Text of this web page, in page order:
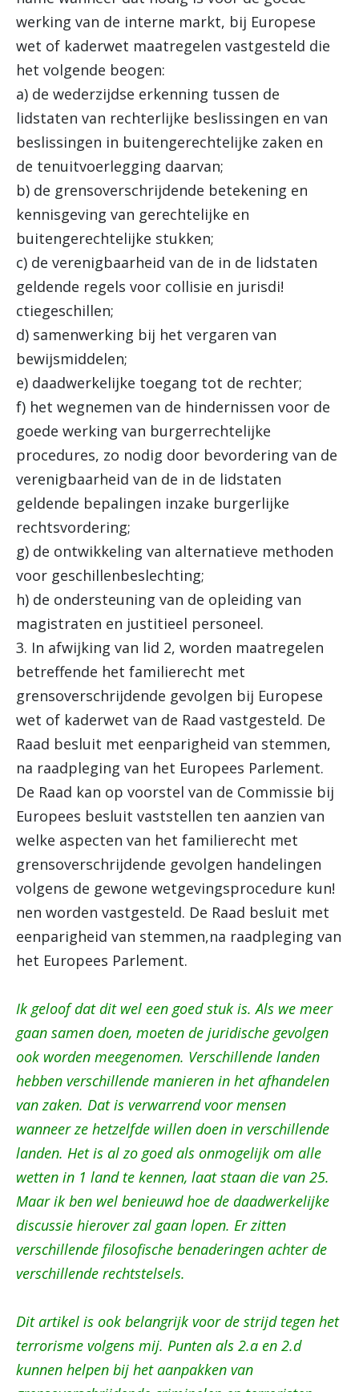
werking van de interne markt, bij Europese
wet of kaderwet maatregelen vastgesteld die
het volgende beogen:
a) de wederzijdse erkenning tussen de
lidstaten van rechterlijke beslissingen en van
beslissingen in buitengerechtelijke zaken en
de tenuitvoerlegging daarvan;
b) de grensoverschrijdende betekening en
kennisgeving van gerechtelijke en
buitengerechtelijke stukken;
c) de verenigbaarheid van de in de lidstaten
geldende regels voor collisie en jurisdi!
ctiegeschillen;
d) samenwerking bij het vergaren van
bewijsmiddelen;
e) daadwerkelijke toegang tot de rechter;
f) het wegnemen van de hindernissen voor de
goede werking van burgerrechtelijke
procedures, zo nodig door bevordering van de
verenigbaarheid van de in de lidstaten
geldende bepalingen inzake burgerlijke
rechtsvordering;
g) de ontwikkeling van alternatieve methoden
voor geschillenbeslechting;
h) de ondersteuning van de opleiding van
magistraten en justitieel personeel.
3. In afwijking van lid 2, worden maatregelen
betreffende het familierecht met
grensoverschrijdende gevolgen bij Europese
wet of kaderwet van de Raad vastgesteld. De
Raad besluit met eenparigheid van stemmen,
na raadpleging van het Europees Parlement.
De Raad kan op voorstel van de Commissie bij
Europees besluit vaststellen ten aanzien van
welke aspecten van het familierecht met
grensoverschrijdende gevolgen handelingen
volgens de gewone wetgevingsprocedure kun!
nen worden vastgesteld. De Raad besluit met
eenparigheid van stemmen,na raadpleging van
het Europees Parlement.
Ik geloof dat dit wel een goed stuk is. Als we meer
gaan samen doen, moeten de juridische gevolgen
ook worden meegenomen. Verschillende landen
hebben verschillende manieren in het afhandelen
van zaken. Dat is verwarrend voor mensen
wanneer ze hetzelfde willen doen in verschillende
landen. Het is al zo goed als onmogelijk om alle
wetten in 1 land te kennen, laat staan die van 25.
Maar ik ben wel benieuwd hoe de daadwerkelijke
discussie hierover zal gaan lopen. Er zitten
verschillende filosofische benaderingen achter de
verschillende rechtstelsels.
Dit artikel is ook belangrijk voor de strijd tegen het
terrorisme volgens mij. Punten als 2.a en 2.d
kunnen helpen bij het aanpakken van